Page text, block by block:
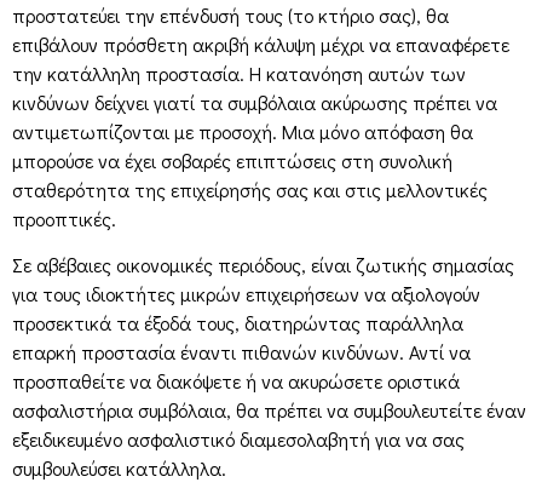
προστατεύει την επένδυσή τους (το κτήριο σας), θα
επιβάλουν πρόσθετη ακριβή κάλυψη μέχρι να επαναφέρετε
την κατάλληλη προστασία. Η κατανόηση αυτών των
κινδύνων δείχνει γιατί τα συμβόλαια ακύρωσης πρέπει να
αντιμετωπίζονται με προσοχή. Μια μόνο απόφαση θα
μπορούσε να έχει σοβαρές επιπτώσεις στη συνολική
σταθερότητα της επιχείρησής σας και στις μελλοντικές
προοπτικές.
Σε αβέβαιες οικονομικές περιόδους, είναι ζωτικής σημασίας
για τους ιδιοκτήτες μικρών επιχειρήσεων να αξιολογούν
προσεκτικά τα έξοδά τους, διατηρώντας παράλληλα
επαρκή προστασία έναντι πιθανών κινδύνων. Αντί να
προσπαθείτε να διακόψετε ή να ακυρώσετε οριστικά
ασφαλιστήρια συμβόλαια, θα πρέπει να συμβουλευτείτε έναν
εξειδικευμένο ασφαλιστικό διαμεσολαβητή για να σας
συμβουλεύσει κατάλληλα.